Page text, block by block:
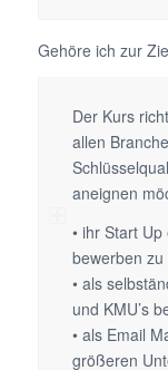
Gehöre ich zur
Der Kurs
allen
aneignen
• ihr Start
bewerben zu
• als
und KMU’s
• als Email
größeren